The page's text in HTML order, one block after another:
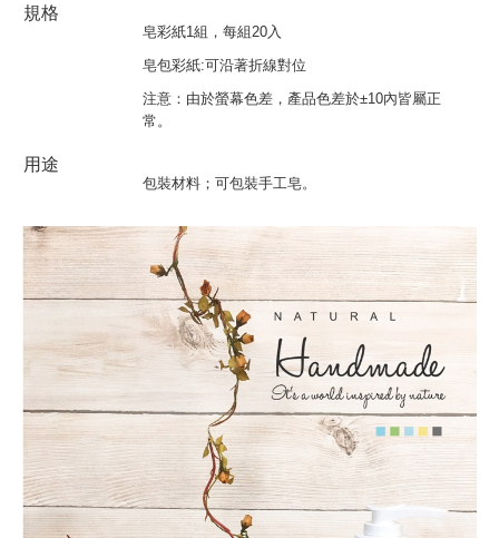
規格
皂彩紙1組，每組20入
皂包彩紙:可沿著折線對位
注意：由於螢幕色差，產品色差於±10內皆屬正
常。
用途
包裝材料；可包裝手工皂。